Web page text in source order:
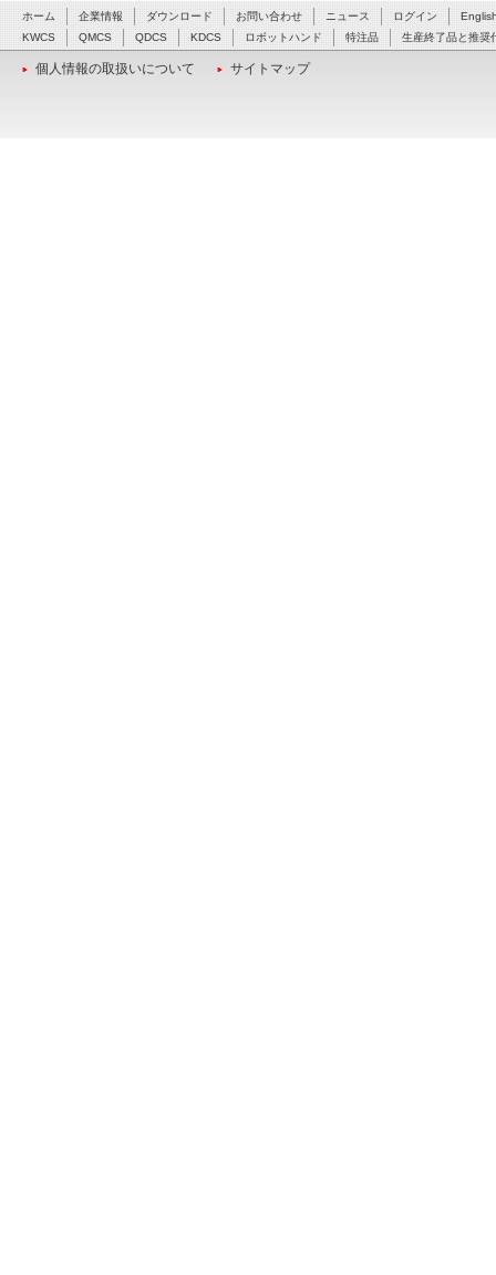
ホーム 企業情報 ダウンロード お問い合わせ ニュース ログイン
KWCS
QMCS QDCS KDCS ロボットハンド 特注品 生産終了品と推奨
個人情報の取扱いについて サイトマップ